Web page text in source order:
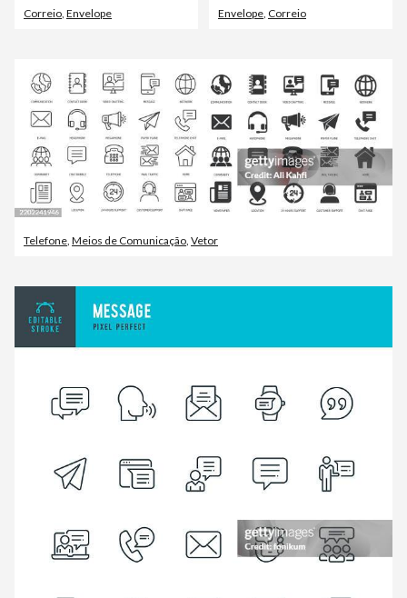
Correio, Envelope Envelope, Correio
Telefone, Meios de Comunicação, Vetor